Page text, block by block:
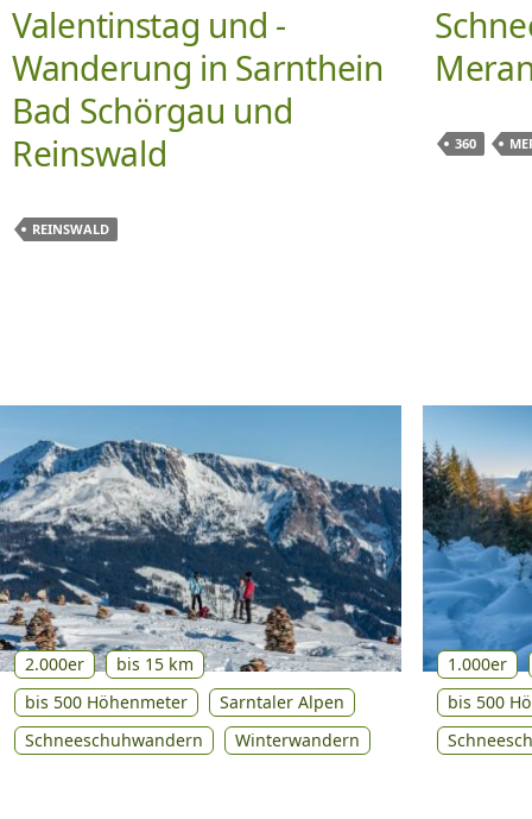
Valentinstag und -
Wanderung in Sarnthein
Bad Schörgau und
Reinswald
REINSWALD
360
2.000er
bis 15 km
bis 500 Höhenmeter
Sarntaler Alpen
Schneeschuhwandern
Winterwandern
1.000er
bis 500